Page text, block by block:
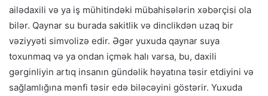
ailədaxili və ya iş mühitindəki mübahisələrin xəbərçisi ola
bilər. Qaynar su burada sakitlik və dinclikdən uzaq bir
vəziyyəti simvolizə edir. Əgər yuxuda qaynar suya
toxunmaq və ya ondan içmək halı varsa, bu, daxili
gərginliyin artıq insanın gündəlik həyatına təsir etdiyini və
sağlamlığına mənfi təsir edə biləcəyini göstərir. Yuxuda